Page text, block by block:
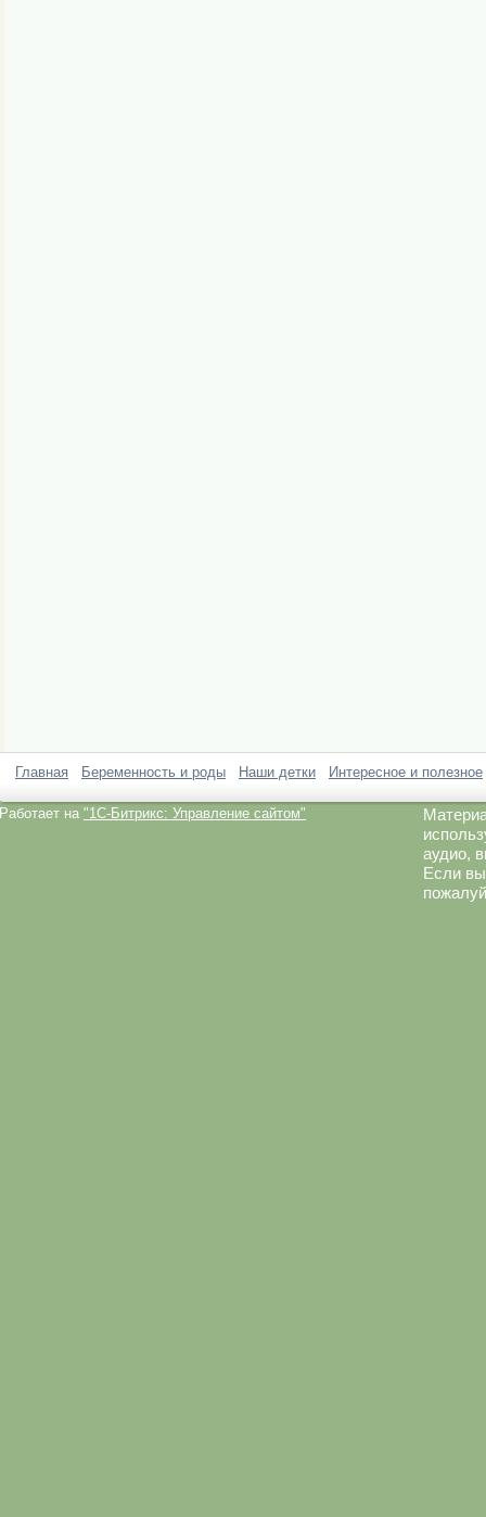
Главная Беременность и роды Наши детки Интересное и полезное
Работает на "1C-Битрикс: Управление сайтом"
аудио,
Если вы